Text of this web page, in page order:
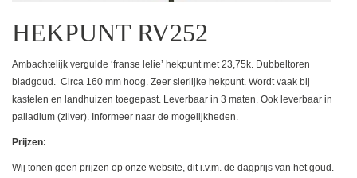
HEKPUNT RV252
Ambachtelijk vergulde ‘franse lelie’ hekpunt met 23,75k. Dubbeltoren
bladgoud. Circa 160 mm hoog. Zeer sierlijke hekpunt. Wordt vaak bij
kastelen en landhuizen toegepast. Leverbaar in 3 maten. Ook leverbaar in
palladium (zilver). Informeer naar de mogelijkheden.
Prijzen:
Wij tonen geen prijzen op onze website, dit i.v.m. de dagprijs van het goud.